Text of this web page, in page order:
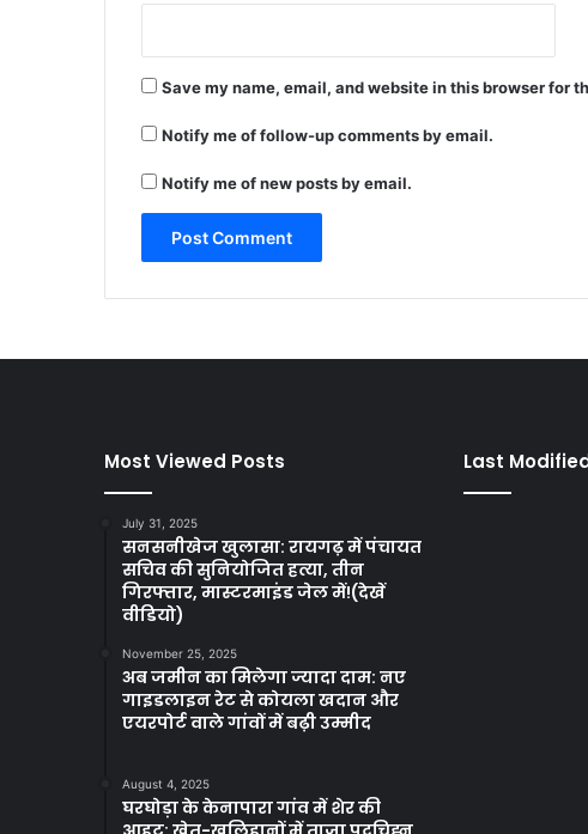
Save my name, email, and website in this browser for
Notify me of follow-up comments by email.
Notify me of new posts by email.
Most Viewed Posts
July 31, 2025
सनसनीखेज खुलासा: रायगढ़ में पंचायत
सचिव की सुनियोजित हत्या, तीन
गिरफ्तार, मास्टरमाइंड जेल में!(देखें
वीडियो)
November 25, 2025
अब जमीन का मिलेगा ज्यादा दाम: नए
गाइडलाइन रेट से कोयला खदान और
एयरपोर्ट वाले गांवों में बढ़ी उम्मीद
August 4, 2025
घरघोड़ा के केनापारा गांव में शेर की
Last